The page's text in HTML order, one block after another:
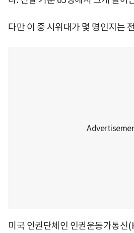
다만 이 중 시위대가 몇 명인지는
미국 인권단체인 인권운동가통신